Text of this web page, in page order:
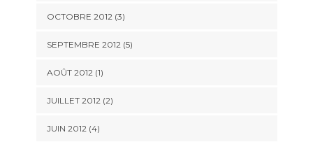
OCTOBRE 2012(3)
SEPTEMBRE 2012(5)
AOÛT 2012(1)
JUILLET 2012(2)
JUIN 2012(4)